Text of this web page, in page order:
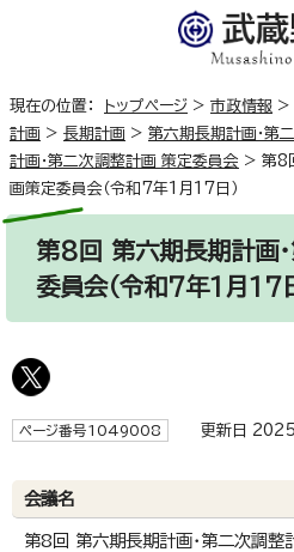
現在の位置： トップページ > 市政情報 >
計画 > 長期計画 > 第六期長期計画・第
計画・第二次調整計画 策定委員会 > 第8
画策定委員会（令和7年1月17日）
第8回 第六期長期計画
委員会（令和7年1月17
ページ番号1049008 更新日 2025
会議名
第8回 第六期長期計画・第二次調整